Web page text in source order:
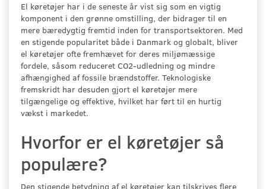
El køretøjer har i de seneste år vist sig som en vigtig
komponent i den grønne omstilling, der bidrager til en
mere bæredygtig fremtid inden for transportsektoren. Med
en stigende popularitet både i Danmark og globalt, bliver
el køretøjer ofte fremhævet for deres miljømæssige
fordele, såsom reduceret CO2-udledning og mindre
afhængighed af fossile brændstoffer. Teknologiske
fremskridt har desuden gjort el køretøjer mere
tilgængelige og effektive, hvilket har ført til en hurtig
vækst i markedet.
Hvorfor er el køretøjer så
populære?
Den stigende betydning af el køretøjer kan tilskrives flere